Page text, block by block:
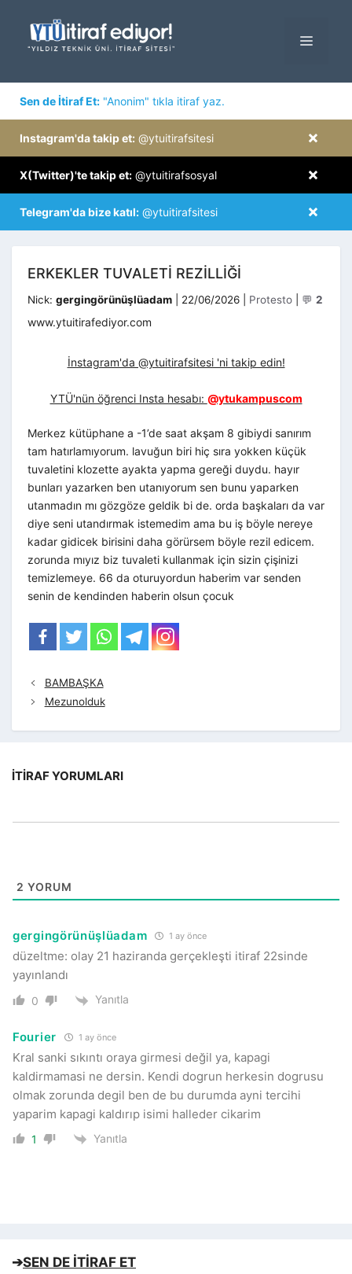
MENÜ
Sen de İtiraf Et: "Anonim" tıkla itiraf yaz.
×
Instagram'da takip et: @ytuitirafsitesi
×
X(Twitter)'te takip et: @ytuitirafsosyal
×
Telegram'da bize katıl: @ytuitirafsitesi
ERKEKLER TUVALETI REZILLIĞI
Nick: gergingörünüşlüadam 22/06/2026 Kategoriler
Protesto 💬 2
www.ytuitirafediyor.com
İnstagram'da @ytuitirafsitesi 'ni takip edin!
YTÜ'nün öğrenci Insta hesabı: @ytukampuscom
Merkez kütüphane a -1’de saat akşam 8 gibiydi sanırım
tam hatırlamıyorum. lavuğun biri hiç sıra yokken küçük
tuvaletini klozette ayakta yapma gereği duydu. hayır
bunları yazarken ben utanıyorum sen bunu yaparken
utanmadın mı gözgöze geldik bi de. orda başkaları da var
diye seni utandırmak istemedim ama bu iş böyle nereye
kadar gidicek birisini daha görürsem böyle rezil edicem.
zorunda mıyız biz tuvaleti kullanmak için sizin çişinizi
temizlemeye. 66 da oturuyordun haberim var senden
senin de kendinden haberin olsun çocuk
BAMBAŞKA
Mezunolduk
İTIRAF YORUMLARI
2 YORUM
gergingörünüşlüadam 1 ay önce
düzeltme: olay 21 haziranda gerçekleşti itiraf 22sinde
yayınlandı
0 Yanıtla
Fourier 1 ay önce
Kral sanki sıkıntı oraya girmesi değil ya, kapagi
kaldirmamasi ne dersin. Kendi dogrun herkesin dogrusu
olmak zorunda degil ben de bu durumda ayni tercihi
yaparim kapagi kaldırıp isimi halleder cikarim
1 Yanıtla
➔SEN DE İTİRAF ET